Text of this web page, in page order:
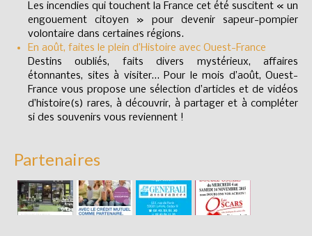
Les incendies qui touchent la France cet été suscitent « un
engouement citoyen » pour devenir sapeur-pompier
volontaire dans certaines régions.
En août, faites le plein d’Histoire avec Ouest-France
Destins oubliés, faits divers mystérieux, affaires
étonnantes, sites à visiter… Pour le mois d’août, Ouest-
France vous propose une sélection d’articles et de vidéos
d’histoire(s) rares, à découvrir, à partager et à compléter
si des souvenirs vous reviennent !
Partenaires